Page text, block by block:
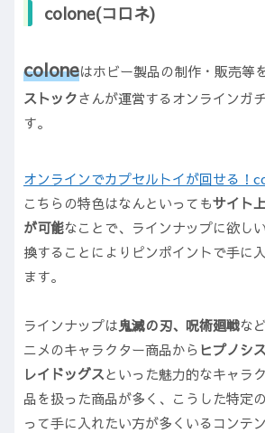
colone(コロネ)
coloneはホビー製品の制作・販売等
ストックさんが運営するオンラインガ
す。
オンラインでカプセルトイが回せる！
こちらの特色はなんといってもサイト
が可能なことで、ラインナップに欲し
換することによりピンポイントで手に
ます。
ラインナップは鬼滅の刃、呪術廻戦な
ニメのキャラクター商品から ヒプノシ
レイドッグスといった魅力的なキャラ
品を扱った商品が多く、こうした特定
って手に入れたい方が多くいるコンテ